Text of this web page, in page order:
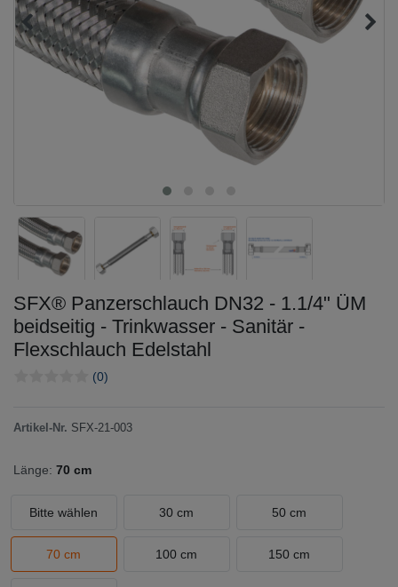
SFX® Panzerschlauch DN32 - 1.1/4" ÜM
beidseitig - Trinkwasser - Sanitär -
Flexschlauch Edelstahl
(0)
Artikel-Nr. SFX-21-003
Länge: 70 cm
Bitte wählen 30 cm 50 cm
70 cm 100 cm 150 cm